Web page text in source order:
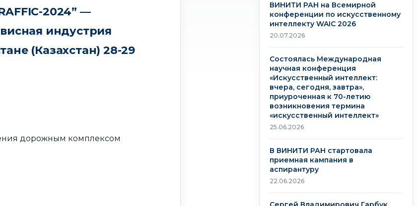
2024” —
индустрия
(Казахстан) 28-29
дорожным комплексом
ВИНИТИ РАН на Всемирной
конференции по искусственному
интеллекту WAIC 2026
20.07.2026
Состоялась Международная
научная конференция
«Искусственный интеллект:
вчера, сегодня, завтра»,
приуроченная к 70-летию
возникновения термина
«искусственный интеллект»
25.06.2026
В ВИНИТИ РАН стартовала
приемная кампания в
аспирантуру
22.06.2026